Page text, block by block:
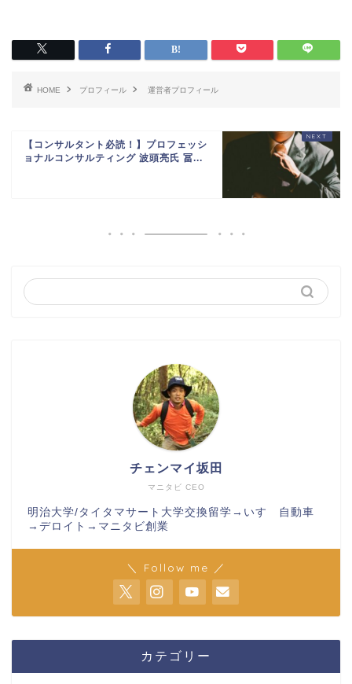
HOME プロフィール 運営者プロフィール
【コンサルタント必読！】プロフェッシ
ョナルコンサルティング 波頭亮氏 冨...
マニタビ CEO
チェンマイ坂田
明治大学/タイタマサート大学交換留学→いすゞ自動車
→デロイト→マニタビ創業
＼ Follow me ／
カテゴリー